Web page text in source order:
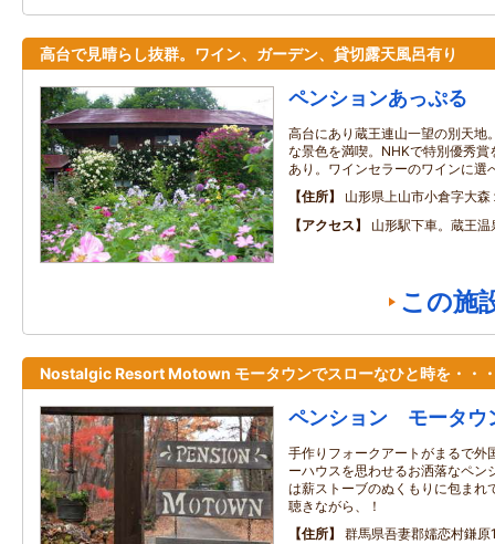
高台で見晴らし抜群。ワイン、ガーデン、貸切露天風呂有り
ペンションあっぷる
高台にあり蔵王連山一望の別天地
な景色を満喫。NHKで特別優秀
あり。ワインセラーのワインに選
住所
山形県上山市小倉字大森
アクセス
山形駅下車。蔵王
この施
Nostalgic Resort Motown モータウンでスローなひと時を・・
ペンション モータウ
手作りフォークアートがまるで外
ーハウスを思わせるお洒落なペン
は薪ストーブのぬくもりに包まれ
聴きながら、！
住所
群馬県吾妻郡嬬恋村鎌